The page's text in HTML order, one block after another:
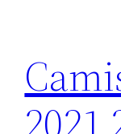
contenido